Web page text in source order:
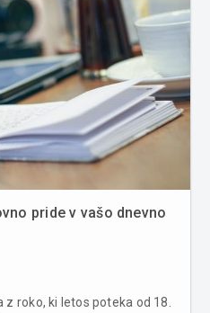
pride v vašo dnevno
roko, ki letos poteka od 18.